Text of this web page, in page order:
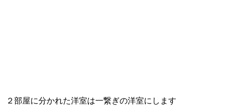
２部屋に分かれた洋室は一繋ぎの洋室にします